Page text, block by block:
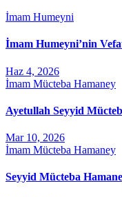
İmam Humeyni
İmam Humeyni’nin
Haz 4, 2026
İmam Mücteba Hamaney
Ayetullah Seyyid
Mar 10, 2026
İmam Mücteba Hamaney
Seyyid Mücteba